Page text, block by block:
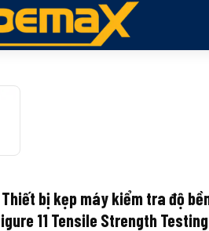
Thiết bị kẹp máy kiểm tra độ
11 Tensile Strength Testing